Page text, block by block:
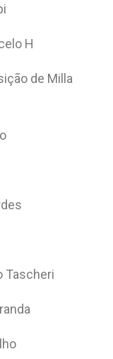
H
de Milla
Tascheri